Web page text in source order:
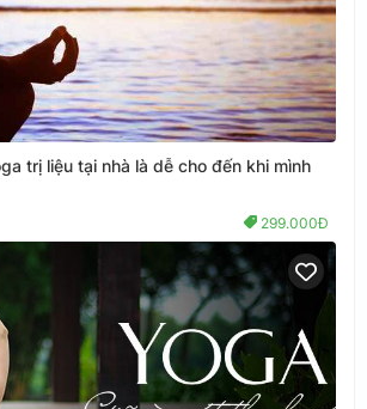
trị liệu tại nhà là dễ cho đến khi mình
299.000Đ